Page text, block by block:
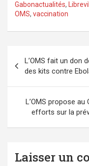
Gabonactualités,
OMS, vaccination
de
l’article
L’OMS fait un don
des kits contre
L’OMS propose
efforts sur la
Laisser un